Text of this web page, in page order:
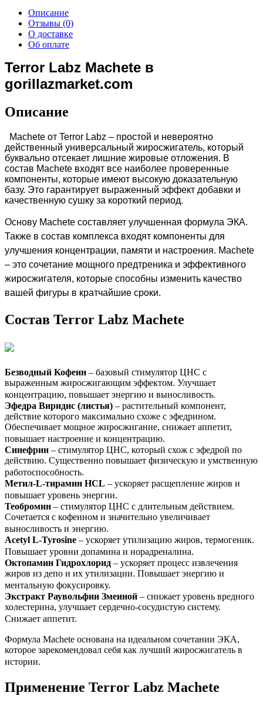
Описание
Отзывы (0)
О доставке
Об оплате
Terror Labz Machete в
gorillazmarket.com
Описание
Machete от Terror Labz – простой и невероятно
действенный универсальный жиросжигатель, который
буквально отсекает лишние жировые отложения. В
состав Machete входят все наиболее проверенные
компоненты, которые имеют высокую доказательную
базу. Это гарантирует выраженный эффект добавки и
качественную сушку за короткий период.
Основу Machete составляет улучшенная формула ЭКА.
Также в состав комплекса входят компоненты для
улучшения концентрации, памяти и настроения. Machete
– это сочетание мощного предтреника и эффективного
жиросжигателя, которые способны изменить качество
вашей фигуры в кратчайшие сроки.
Состав Terror Labz Machete
Безводный Кофеин – базовый стимулятор ЦНС с
выраженным жиросжигающим эффектом. Улучшает
концентрацию, повышает энергию и выносливость.
Эфедра Виридис (листья) – растительный компонент,
действие которого максимально схоже с эфедрином.
Обеспечивает мощное жиросжигание, снижает аппетит,
повышает настроение и концентрацию.
Синефрин – стимулятор ЦНС, который схож с эфедрой по
действию. Существенно повышает физическую и умственную
работоспособность.
Метил-L-тирамин HCL – ускоряет расщепление жиров и
повышает уровень энергии.
Теобромин – стимулятор ЦНС с длительным действием.
Сочетается с кофеином и значительно увеличивает
выносливость и энергию.
Acetyl L-Tyrosine – ускоряет утилизацию жиров, термогеник.
Повышает уровни допамина и норадреналина.
Октопамин Гидрохлорид – ускоряет процесс извлечения
жиров из депо и их утилизации. Повышает энергию и
ментальную фокусировку.
Экстракт Раувольфии Змеиной – снижает уровень вредного
холестерина, улучшает сердечно-сосудистую систему.
Снижает аппетит.
Формула Machete основана на идеальном сочетании ЭКА,
которое зарекомендовал себя как лучший жиросжигатель в
истории.
Применение Terror Labz Machete